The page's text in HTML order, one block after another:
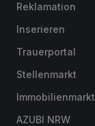
Reklamation
Inserieren
Trauerportal
Stellenmarkt
Immobilienmarkt
AZUBI NRW